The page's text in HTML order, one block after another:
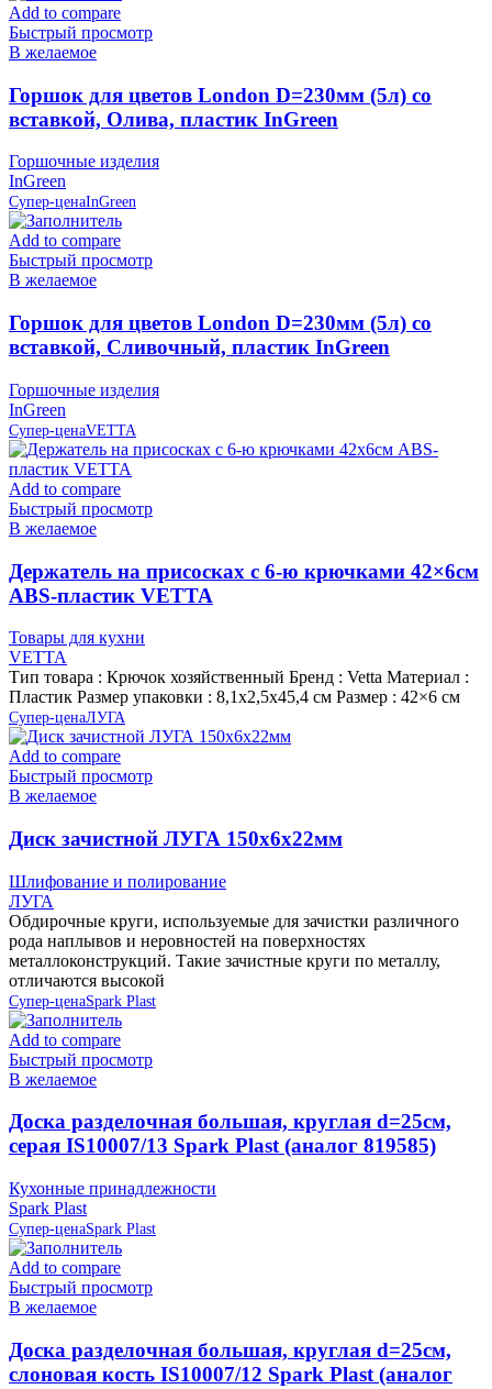
Add to compare
Быстрый просмотр
В желаемое
Горшок для цветов London D=230мм (5л) со
вставкой, Олива, пластик InGreen
Горшочные изделия
InGreen
Супер-ценаInGreen
Add to compare
Быстрый просмотр
В желаемое
Горшок для цветов London D=230мм (5л) со
вставкой, Сливочный, пластик InGreen
Горшочные изделия
InGreen
Супер-ценаVETTA
Add to compare
Быстрый просмотр
В желаемое
Держатель на присосках с 6-ю крючками 42×6см
ABS-пластик VETTA
Товары для кухни
VETTA
Тип товара : Крючок хозяйственный Бренд : Vetta Материал :
Пластик Размер упаковки : 8,1х2,5х45,4 см Размер : 42×6 см
Супер-ценаЛУГА
Add to compare
Быстрый просмотр
В желаемое
Диск зачистной ЛУГА 150х6х22мм
Шлифование и полирование
ЛУГА
Обдирочные круги, используемые для зачистки различного
рода наплывов и неровностей на поверхностях
металлоконструкций. Такие зачистные круги по металлу,
отличаются высокой
Супер-ценаSpark Plast
Add to compare
Быстрый просмотр
В желаемое
Доска разделочная большая, круглая d=25см,
серая IS10007/13 Spark Plast (аналог 819585)
Кухонные принадлежности
Spark Plast
Супер-ценаSpark Plast
Add to compare
Быстрый просмотр
В желаемое
Доска разделочная большая, круглая d=25см,
слоновая кость IS10007/12 Spark Plast (аналог